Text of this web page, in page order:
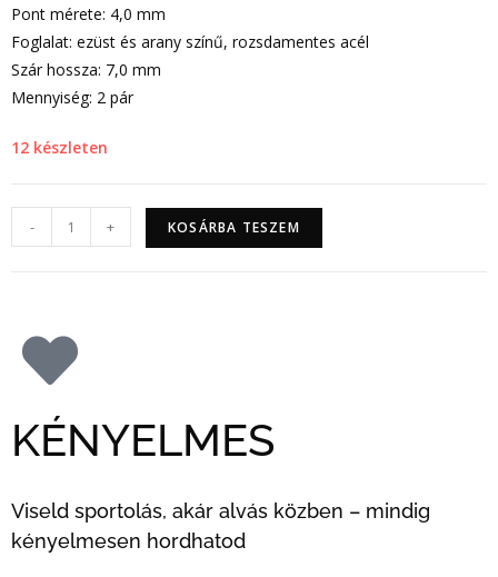
Pont mérete: 4,0 mm
Foglalat: ezüst és arany színű, rozsdamentes acél
Szár hossza: 7,0 mm
Mennyiség: 2 pár
12 készleten
- + KOSÁRBA TESZEM
KÉNYELMES
Viseld sportolás, akár alvás közben – mindig
kényelmesen hordhatod